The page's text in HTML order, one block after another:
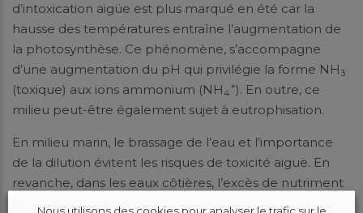
d’intoxication aigüe est plus marqué en été car la
hausse des températures entraîne l’augmentation de
la photosynthèse. Ce phénomène, s’accompagne
d’une augmentation du pH qui privilégie la forme NH 3
(toxique) aux ions ammonium (NH4
+). En outre, ce
milieu peut-être également sujet à eutrophisation.
En milieu marin, le brassage de l’eau et l’importance
de la dilution évitent les risques de toxicité aiguë. En
revanche, dans les eaux côtières, l’excès de nutriment
favorise la prolifération d’algues « opportunistes »
Nous utilisons des cookies pour analyser le trafic sur le